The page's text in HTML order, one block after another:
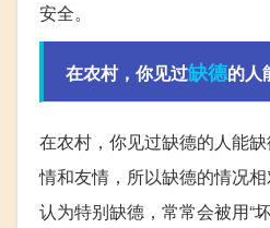
安全。
在农村，你见过缺德的人
在农村，你见过缺德的人能
情和友情，所以缺德的情况
认为特别缺德，常常会被用“